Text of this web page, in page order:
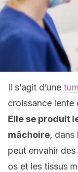
Il s’agit d’une
croissance lente
Elle se produit
mâchoire, dans
peut envahir
os et les tissus